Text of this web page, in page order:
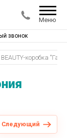
Меню
звонок
BEAUTY-коробка
Следующий